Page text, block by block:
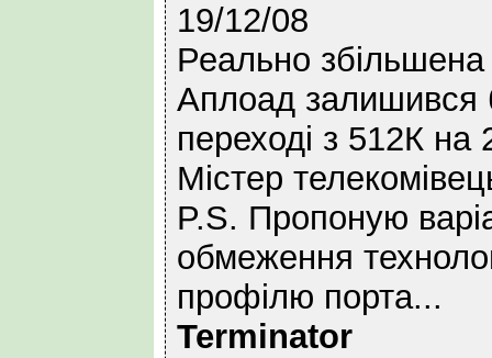
19/12/08
Реально збільшена
Аплоад залишився
переході з 512К на
Містер
P.S. Пропоную
обмеження
профілю порта...
Terminator